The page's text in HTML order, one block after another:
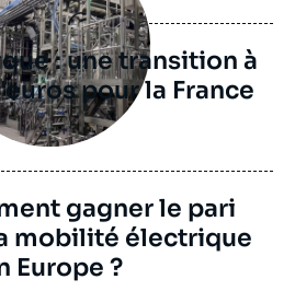
: une transition à
pour la France
gagner le pari
mobilité électrique
Europe ?